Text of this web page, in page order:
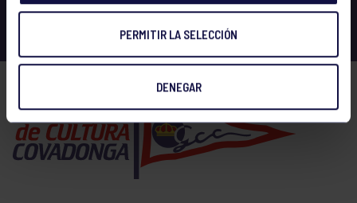
PERMITIR LA SELECCIÓN
DENEGAR